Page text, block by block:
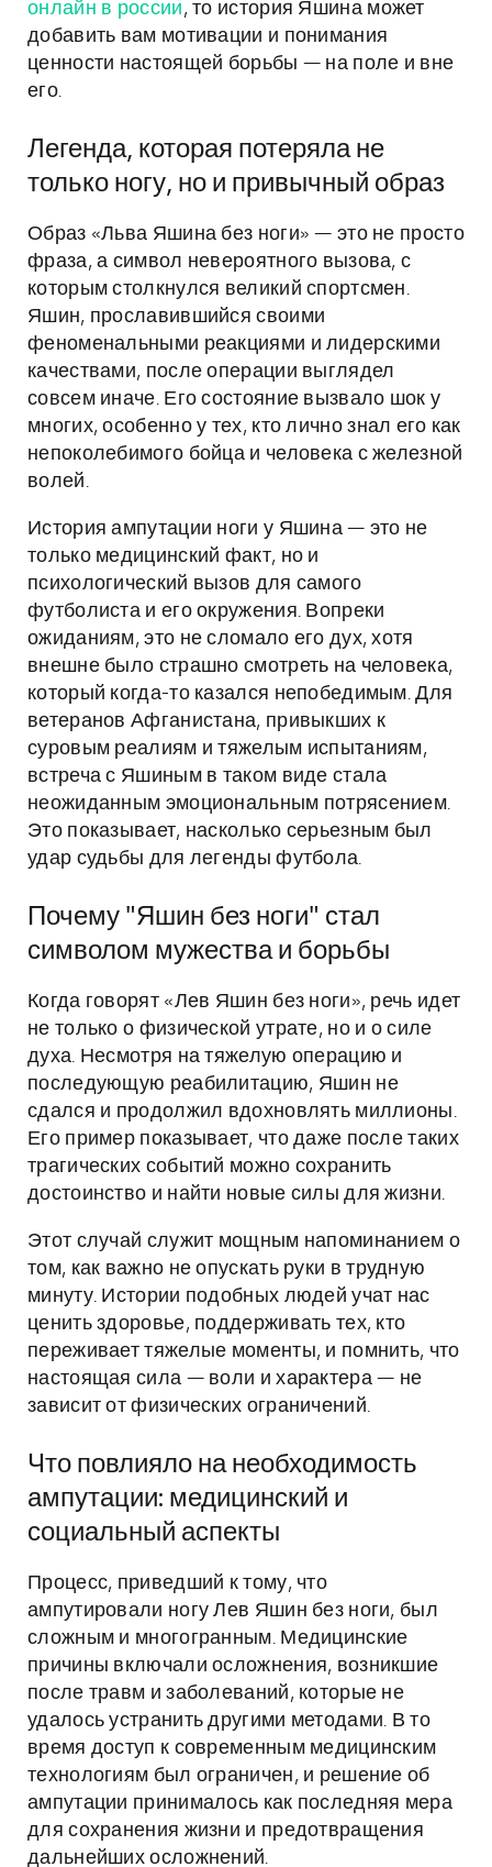
онлайн в россии, то история Яшина может
добавить вам мотивации и понимания
ценности настоящей борьбы — на поле и вне
его.
Легенда, которая потеряла не
только ногу, но и привычный образ
Образ «Льва Яшина без ноги» — это не просто
фраза, а символ невероятного вызова, с
которым столкнулся великий спортсмен.
Яшин, прославившийся своими
феноменальными реакциями и лидерскими
качествами, после операции выглядел
совсем иначе. Его состояние вызвало шок у
многих, особенно у тех, кто лично знал его как
непоколебимого бойца и человека с железной
волей.
История ампутации ноги у Яшина — это не
только медицинский факт, но и
психологический вызов для самого
футболиста и его окружения. Вопреки
ожиданиям, это не сломало его дух, хотя
внешне было страшно смотреть на человека,
который когда-то казался непобедимым. Для
ветеранов Афганистана, привыкших к
суровым реалиям и тяжелым испытаниям,
встреча с Яшиным в таком виде стала
неожиданным эмоциональным потрясением.
Это показывает, насколько серьезным был
удар судьбы для легенды футбола.
Почему "Яшин без ноги" стал
символом мужества и борьбы
Когда говорят «Лев Яшин без ноги», речь идет
не только о физической утрате, но и о силе
духа. Несмотря на тяжелую операцию и
последующую реабилитацию, Яшин не
сдался и продолжил вдохновлять миллионы.
Его пример показывает, что даже после таких
трагических событий можно сохранить
достоинство и найти новые силы для жизни.
Этот случай служит мощным напоминанием о
том, как важно не опускать руки в трудную
минуту. Истории подобных людей учат нас
ценить здоровье, поддерживать тех, кто
переживает тяжелые моменты, и помнить, что
настоящая сила — воли и характера — не
зависит от физических ограничений.
Что повлияло на необходимость
ампутации: медицинский и
социальный аспекты
Процесс, приведший к тому, что
ампутировали ногу Лев Яшин без ноги, был
сложным и многогранным. Медицинские
причины включали осложнения, возникшие
после травм и заболеваний, которые не
удалось устранить другими методами. В то
время доступ к современным медицинским
технологиям был ограничен, и решение об
ампутации принималось как последняя мера
для сохранения жизни и предотвращения
дальнейших осложнений.